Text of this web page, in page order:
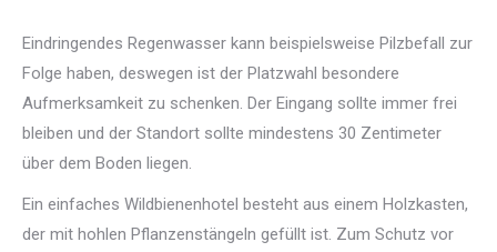
Eindringendes Regenwasser kann beispielsweise Pilzbefall zur
Folge haben, deswegen ist der Platzwahl besondere
Aufmerksamkeit zu schenken. Der Eingang sollte immer frei
bleiben und der Standort sollte mindestens 30 Zentimeter
über dem Boden liegen.
Ein einfaches Wildbienenhotel besteht aus einem Holzkasten,
der mit hohlen Pflanzenstängeln gefüllt ist. Zum Schutz vor